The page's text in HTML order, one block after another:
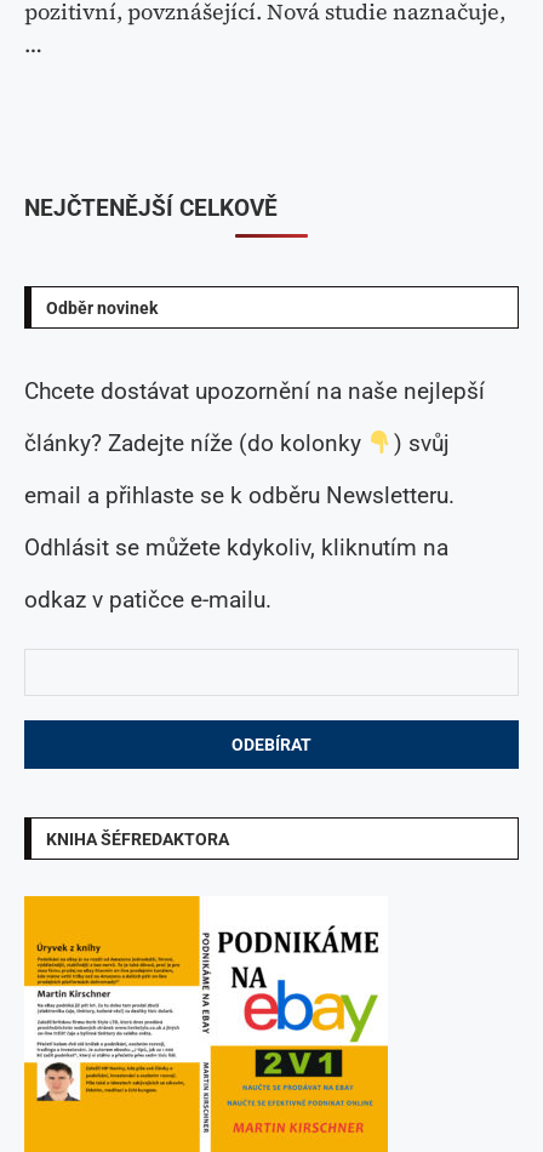
pozitivní, povznášející. Nová studie naznačuje,
…
Odběr novinek
Chcete dostávat upozornění na naše nejlepší
články? Zadejte níže (do kolonky
) svůj
email a přihlaste se k odběru Newsletteru.
Odhlásit se můžete kdykoliv, kliknutím na
odkaz v patičce e-mailu.
KNIHA ŠÉFREDAKTORA
NEJČTENĚJŠÍ CELKOVĚ